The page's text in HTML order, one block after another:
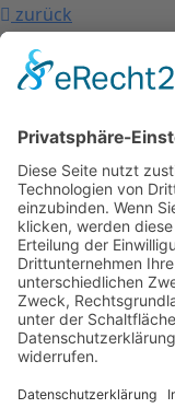
zurück
Kontakt
Impressum
Facebook
Kontakt
Impressum